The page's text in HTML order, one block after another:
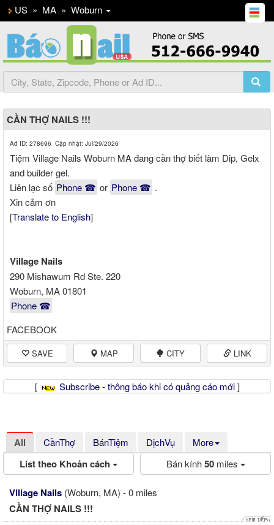
US » MA » Woburn
CẦN THỢ NAILS !!!
Ad ID: 278696 Cập nhật: Jul/29/2026
Tiệm Village Nails Woburn MA đang cần thợ biết làm Dip, Gelx
and builder gel.
Liên lạc số Phone ☎ or Phone ☎ .
Xin cảm ơn
[Translate to English]
Village Nails
290 Mishawum Rd Ste. 220
Woburn, MA 01801
Phone ☎
FACEBOOK
SAVE MAP CITY LINK
[ Subscribe - thông báo khi có quảng cáo mới]
All CầnThợ BánTiệm DịchVụ More
List theo Khoản cách Bán kính50miles
Village Nails (Woburn, MA) - 0 miles
CẦN THỢ NAILS !!!